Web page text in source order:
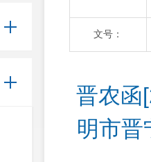
文号：
晋农函
明市晋